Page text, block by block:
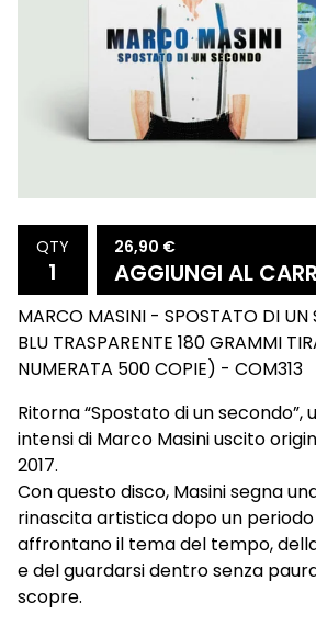
QTY 26,90 €
AGGIUNGI AL
MARCO MASINI - SPOSTATO DI UN
BLU TRASPARENTE 180 GRAMMI
NUMERATA 500 COPIE) - COM313
Ritorna “Spostato di un secondo”,
intensi di Marco Masini uscito
2017.
Con questo disco, Masini segna
rinascita artistica dopo un periodo
affrontano il tema del tempo,
e del guardarsi dentro senza
scopre.